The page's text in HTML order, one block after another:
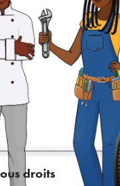
droits